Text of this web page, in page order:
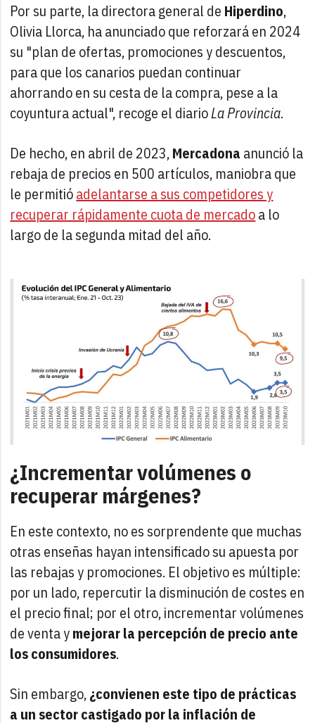
Por su parte, la directora general de Hiperdino,
Olivia Llorca, ha anunciado que reforzará en 2024
su "plan de ofertas, promociones y descuentos,
para que los canarios puedan continuar
ahorrando en su cesta de la compra, pese a la
coyuntura actual", recoge el diarioLa Provincia.
De hecho, en abril de 2023,Mercadona anunció la
rebaja de precios en 500 artículos, maniobra que
le permitióadelantarse a sus competidores y
recuperar rápidamente cuota de mercadoa lo
largo de la segunda mitad del año.
¿Incrementar volúmenes o
recuperar márgenes?
En este contexto, no es sorprendente que muchas
otras enseñas hayan intensificado su apuesta por
las rebajas y promociones. El objetivo es múltiple:
por un lado, repercutir la disminución de costes en
el precio final; por el otro, incrementar volúmenes
de venta ymejorar la percepción de precio ante
los consumidores.
Sin embargo,¿convienen este tipo de prácticas
a un sector castigado por la inflación de